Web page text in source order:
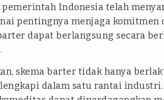
Indonesia telah
pentingnya menjaga komitmen
dapat berlangsung secara
skema barter tidak hanya
dalam satu rantai